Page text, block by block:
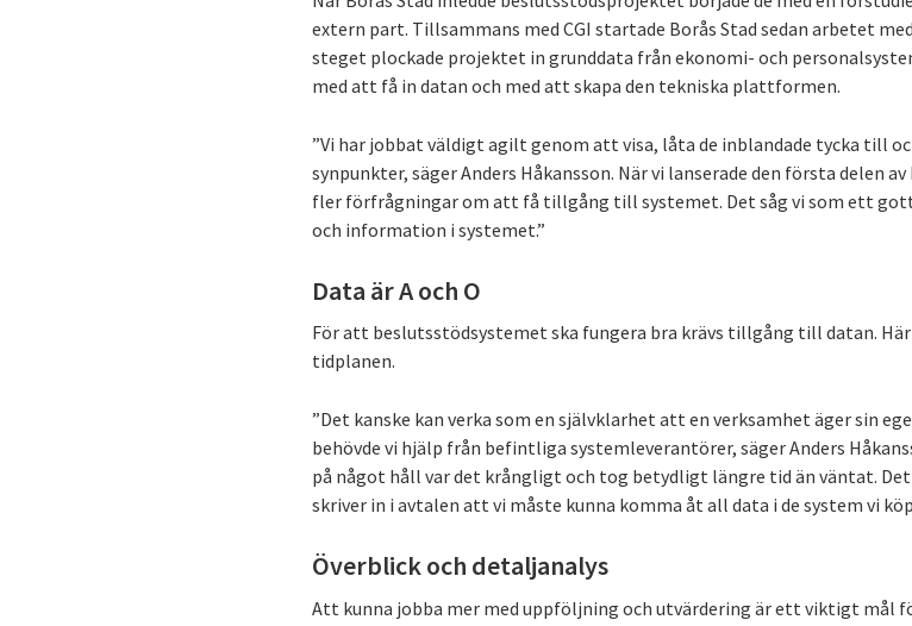
extern part. Tillsammans med CGI startade Borås Stad sedan arbetet
steget plockade projektet in grunddata från ekonomi- och
med att få in datan och med att skapa den tekniska plattformen.
”Vi har jobbat väldigt agilt genom att visa, låta de inblandade tycka till
synpunkter, säger Anders Håkansson. När vi lanserade den första delen
fler förfrågningar om att få tillgång till systemet. Det såg vi som ett
och information i systemet.”
Data är A och O
För att beslutsstödsystemet ska fungera bra krävs tillgång till datan.
tidplanen.
”Det kanske kan verka som en självklarhet att en verksamhet äger sin
behövde vi hjälp från befintliga systemleverantörer, säger Anders
på något håll var det krångligt och tog betydligt längre tid än väntat.
skriver in i avtalen att vi måste kunna komma åt all data i de system vi
Överblick och detaljanalys
Att kunna jobba mer med uppföljning och utvärdering är ett viktigt mål